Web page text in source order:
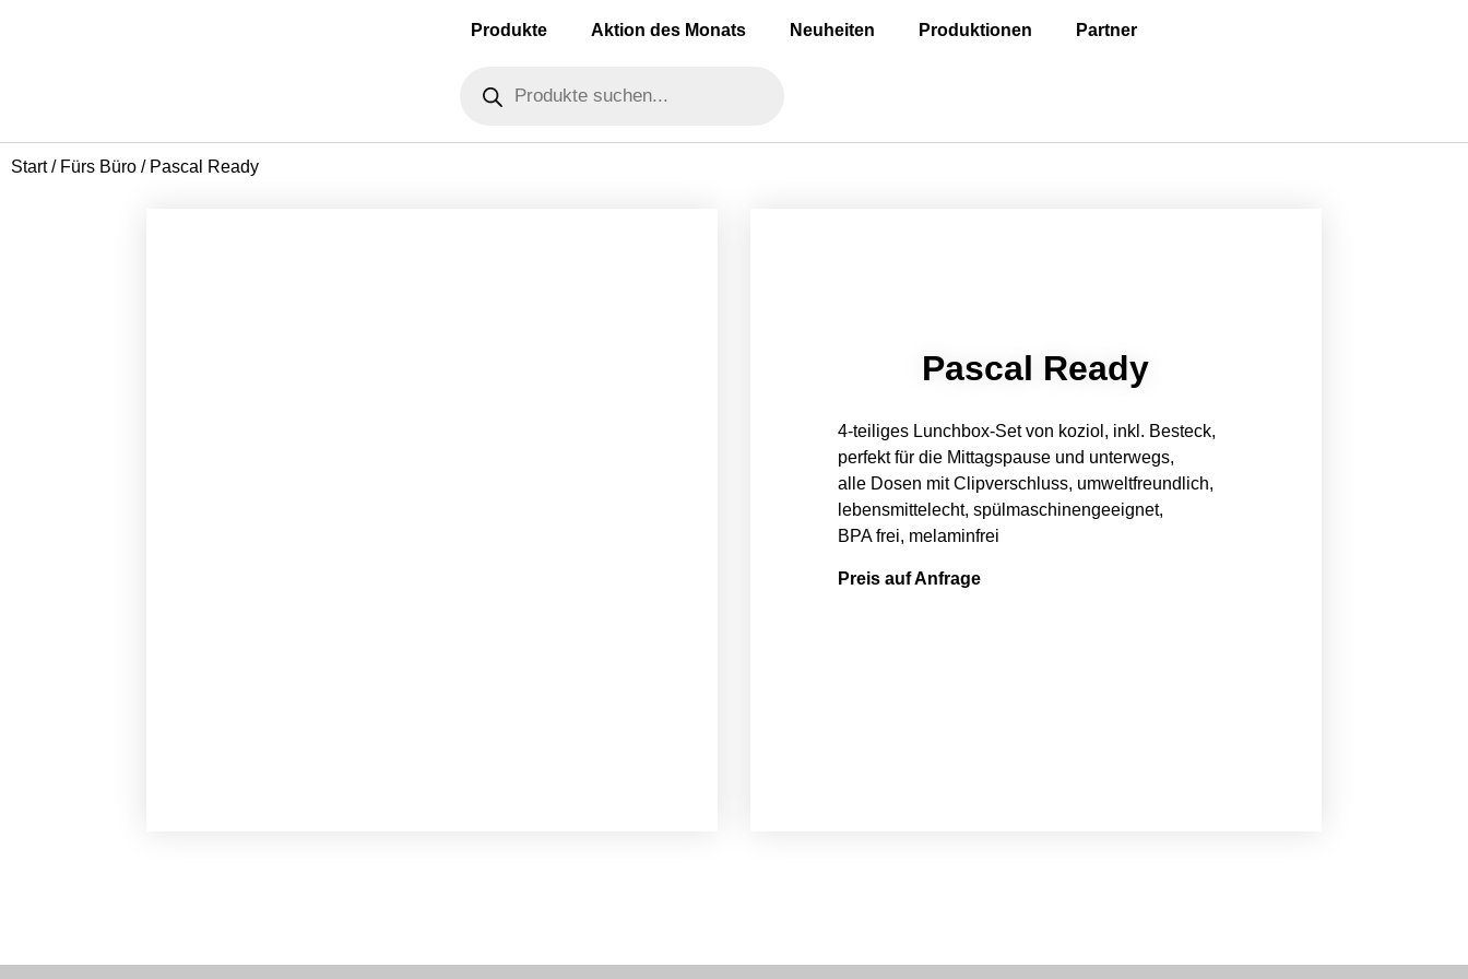
Produkte Aktion des Monats Neuheiten Produktionen Partner
Start/ Fürs Büro / Pascal Ready
Pascal Ready
4-teiliges Lunchbox-Set von koziol, inkl. Besteck,
perfekt für die Mittagspause und unterwegs,
alle Dosen mit Clipverschluss, umweltfreundlich,
lebensmittelecht, spülmaschinengeeignet,
BPA frei, melaminfrei
Preis auf Anfrage